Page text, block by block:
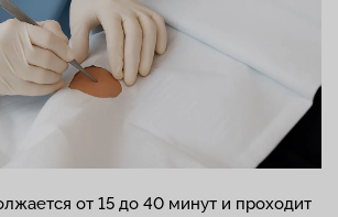
от 15 до 40 минут и проходит